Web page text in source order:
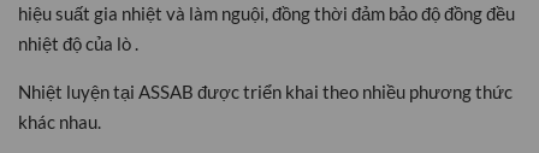
hiệu suất gia nhiệt và làm nguội, đồng thời đảm bảo độ đồng đều
nhiệt độ của lò .
Nhiệt luyện tại ASSAB được triển khai theo nhiều phương thức
khác nhau.